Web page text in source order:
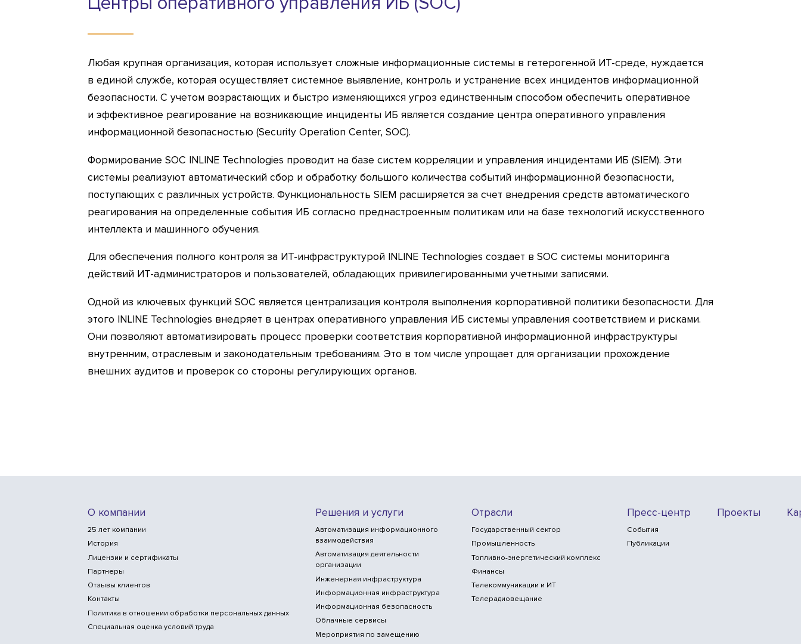
Любая крупная организация, которая использует сложные информационные системы в гетерогенной ИТ-среде, нуждается
в единой службе, которая осуществляет системное выявление, контроль и устранение всех инцидентов информационной
безопасности. С учетом возрастающих и быстро изменяющихся угроз единственным способом обеспечить оперативное
и эффективное реагирование на возникающие инциденты ИБ является создание центра оперативного управления
информационной безопасностью (Security Operation Center, SOC).
Формирование SOC INLINE Technologies проводит на базе систем корреляции и управления инцидентами ИБ (SIEM). Эти
системы реализуют автоматический сбор и обработку большого количества событий информационной безопасности,
поступающих с различных устройств. Функциональность SIEM расширяется за счет внедрения средств автоматического
реагирования на определенные события ИБ согласно преднастроенным политикам или на базе технологий искусственного
интеллекта и машинного обучения.
Для обеспечения полного контроля за ИТ-инфраструктурой INLINE Technologies создает в SOC системы мониторинга
действий ИТ-администраторов и пользователей, обладающих привилегированными учетными записями.
Одной из ключевых функций SOC является централизация контроля выполнения корпоративной политики безопасности. Для
этого INLINE Technologies внедряет в центрах оперативного управления ИБ системы управления соответствием и рисками.
Они позволяют автоматизировать процесс проверки соответствия корпоративной информационной инфраструктуры
внутренним, отраслевым и законодательным требованиям. Это в том числе упрощает для организации прохождение
внешних аудитов и проверок со стороны регулирующих органов.
О компании
25 лет компании
История
Лицензии и сертификаты
Партнеры
Отзывы клиентов
Контакты
Политика в отношении обработки персональных данных
Специальная оценка условий труда
Решения и услуги
Автоматизация информационного
взаимодействия
Автоматизация деятельности
организации
Инженерная инфраструктура
Информационная инфраструктура
Информационная безопасность
Облачные сервисы
Мероприятия по замещению
Отрасли
Государственный сектор
Промышленность
Топливно-энергетический комплекс
Финансы
Телекоммуникации и ИТ
Телерадиовещание
Пресс-центр
События
Публикации
Проекты